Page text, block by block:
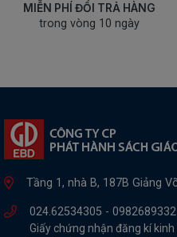
MIỄN PHÍ ĐỔI TRẢ HÀNG
trong vòng 10 ngày
Tầng 1, nhà B, 187B Giảng
024.62534305 - 0982689332
Giấy chứng nhận đăng kí